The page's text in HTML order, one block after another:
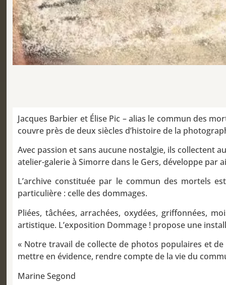
Jacques Barbier et Élise Pic – alias le commun des
couvre près de deux siècles d’histoire de la
Avec passion et sans aucune nostalgie, ils collectent
atelier-galerie à Simorre dans le Gers, développe par
L’archive constituée par le commun des mortels
particulière : celle des dommages.
Pliées, tâchées, arrachées, oxydées, griffonnées,
artistique. L’exposition Dommage ! propose une
« Notre travail de collecte de photos populaires et
mettre en évidence, rendre compte de la vie du
Marine Segond